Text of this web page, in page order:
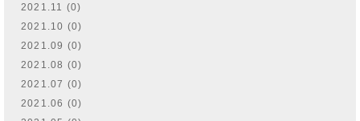
2021.11 (0)
2021.10 (0)
2021.09 (0)
2021.08 (0)
2021.07 (0)
2021.06 (0)